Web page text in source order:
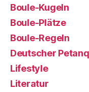
Boule-Kugeln
Boule-Plätze
Boule-Regeln
Deutscher
Lifestyle
Literatur